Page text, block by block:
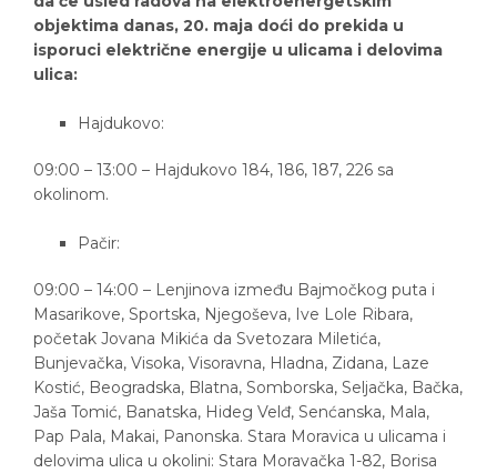
objektima danas, 20. maja doći do prekida u
isporuci električne energije u ulicama i delovima
ulica:
Hajdukovo:
09:00 – 13:00 – Hajdukovo 184, 186, 187, 226 sa
okolinom.
Pačir:
09:00 – 14:00 – Lenjinova između Bajmočkog puta i
Masarikove, Sportska, Njegoševa, Ive Lole Ribara,
početak Jovana Mikića da Svetozara Miletića,
Bunjevačka, Visoka, Visoravna, Hladna, Zidana, Laze
Kostić, Beogradska, Blatna, Somborska, Seljačka, Bačka,
Jaša Tomić, Banatska, Hideg Velđ, Senćanska, Mala,
Pap Pala, Makai, Panonska. Stara Moravica u ulicama i
delovima ulica u okolini: Stara Moravačka 1-82, Borisa